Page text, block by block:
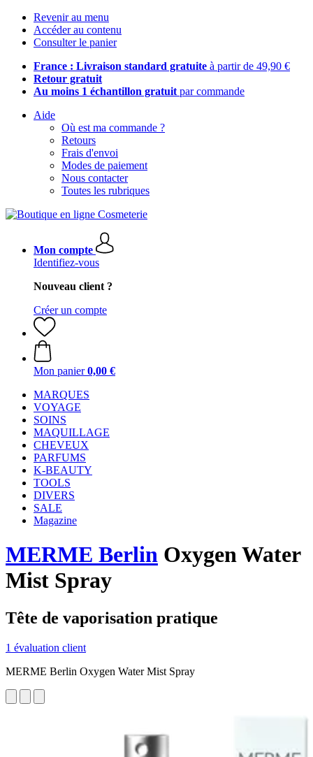
Revenir au menu
Accéder au contenu
Consulter le panier
France : Livraison standard gratuite à partir de 49,90 €
Retour gratuit
Au moins 1 échantillon gratuit par commande
Aide
Où est ma commande ?
Retours
Frais d'envoi
Modes de paiement
Nous contacter
Toutes les rubriques
Mon compte
Identifiez-vous
Nouveau client ?
Créer un compte
Mon panier 0,00 €
MARQUES
VOYAGE
SOINS
MAQUILLAGE
CHEVEUX
PARFUMS
K-BEAUTY
TOOLS
DIVERS
SALE
Magazine
MERME Berlin Oxygen Water
Mist Spray
Tête de vaporisation pratique
1 évaluation client
MERME Berlin Oxygen Water Mist Spray